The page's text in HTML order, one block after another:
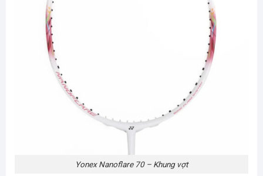
Yonex Nanoflare 70 – Khung vợt